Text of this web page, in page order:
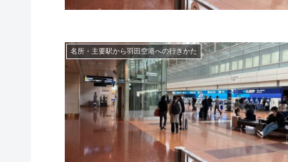
名所・主要駅から羽田空港への行きかた